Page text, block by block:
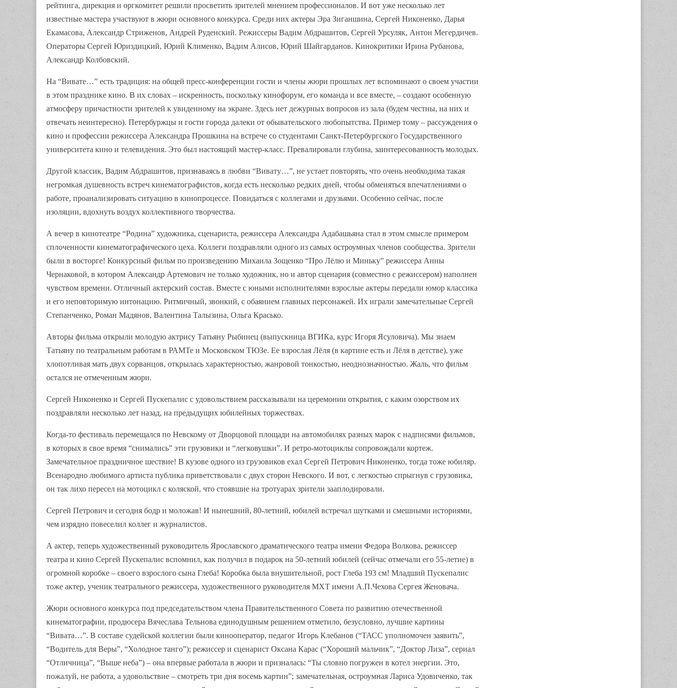
рейтинга, дирекция и оргкомитет решили просветить зрителей мнением профессионалов. И вот уже несколько лет
известные мастера участвуют в жюри основного конкурса. Среди них актеры Эра Зиганшина, Сергей Никоненко, Дарья
Екамасова, Александр Стриженов, Андрей Руденский. Режиссеры Вадим Абдрашитов, Сергей Урсуляк, Антон Мегердичев.
Операторы Сергей Юриздицкий, Юрий Клименко, Вадим Алисов, Юрий Шайгарданов. Кинокритики Ирина Рубанова,
Александр Колбовский.
На “Вивате…” есть традиция: на общей пресс-конференции гости и члены жюри прошлых лет вспоминают о своем участии
в этом празднике кино. В их словах – искренность, поскольку кинофорум, его команда и все вместе, – создают особенную
атмосферу причастности зрителей к увиденному на экране. Здесь нет дежурных вопросов из зала (будем честны, на них и
отвечать неинтересно). Петербуржцы и гости города далеки от обывательского любопытства. Пример тому – рассуждения о
кино и профессии режиссера Александра Прошкина на встрече со студентами Санкт-Петербургского Государственного
университета кино и телевидения. Это был настоящий мастер-класс. Превалировали глубина, заинтересованность молодых.
Другой классик, Вадим Абдрашитов, признаваясь в любви “Вивату…”, не устает повторять, что очень необходима такая
негромкая душевность встреч кинематографистов, когда есть несколько редких дней, чтобы обменяться впечатлениями о
работе, проанализировать ситуацию в кинопроцессе. Повидаться с коллегами и друзьями. Особенно сейчас, после
изоляции, вдохнуть воздух коллективного творчества.
А вечер в кинотеатре “Родина” художника, сценариста, режиссера Александра Адабашьяна стал в этом смысле примером
сплоченности кинематографического цеха. Коллеги поздравляли одного из самых остроумных членов сообщества. Зрители
были в восторге! Конкурсный фильм по произведению Михаила Зощенко “Про Лёлю и Миньку” режиссера Анны
Чернаковой, в котором Александр Артемович не только художник, но и автор сценария (совместно с режиссером) наполнен
чувством времени. Отличный актерский состав. Вместе с юными исполнителями взрослые актеры передали юмор классика
и его неповторимую интонацию. Ритмичный, звонкий, с обаянием главных персонажей. Их играли замечательные Сергей
Степанченко, Роман Мадянов, Валентина Талызина, Ольга Красько.
Авторы фильма открыли молодую актрису Татьяну Рыбинец (выпускница ВГИКа, курс Игоря Ясуловича). Мы знаем
Татьяну по театральным работам в РАМТе и Московском ТЮЗе. Ее взрослая Лёля (в картине есть и Лёля в детстве), уже
хлопотливая мать двух сорванцов, открылась характерностью, жанровой тонкостью, неоднозначностью. Жаль, что фильм
остался не отмеченным жюри.
Сергей Никоненко и Сергей Пускепалис с удовольствием рассказывали на церемонии открытия, с каким озорством их
поздравляли несколько лет назад, на предыдущих юбилейных торжествах.
Когда-то фестиваль перемещался по Невскому от Дворцовой площади на автомобилях разных марок с надписями фильмов,
в которых в свое время “снимались” эти грузовики и “легковушки”. И ретро-мотоциклы сопровождали кортеж.
Замечательное праздничное шествие! В кузове одного из грузовиков ехал Сергей Петрович Никоненко, тогда тоже юбиляр.
Всенародно любимого артиста публика приветствовали с двух сторон Невского. И вот, с легкостью спрыгнув с грузовика,
он так лихо пересел на мотоцикл с коляской, что стоявшие на тротуарах зрители зааплодировали.
Сергей Петрович и сегодня бодр и моложав! И нынешний, 80-летний, юбилей встречал шутками и смешными историями,
чем изрядно повеселил коллег и журналистов.
А актер, теперь художественный руководитель Ярославского драматического театра имени Федора Волкова, режиссер
театра и кино Сергей Пускепалис вспомнил, как получил в подарок на 50-летний юбилей (сейчас отмечали его 55-летие) в
огромной коробке – своего взрослого сына Глеба! Коробка была внушительной, рост Глеба 193 см! Младший Пускепалис
тоже актер, ученик театрального режиссера, художественного руководителя МХТ имени А.П.Чехова Сергея Женовача.
Жюри основного конкурса под председательством члена Правительственного Совета по развитию отечественной
кинематографии, продюсера Вячеслава Тельнова единодушным решением отметило, безусловно, лучшие картины
“Вивата…”. В составе судейской коллегии были кинооператор, педагог Игорь Клебанов (“ТАСС уполномочен заявить”,
“Водитель для Веры”, “Холодное танго”); режиссер и сценарист Оксана Карас (“Хороший мальчик”, “Доктор Лиза”, сериал
“Отличница”, “Выше неба”) – она впервые работала в жюри и призналась: “Ты словно погружен в котел энергии. Это,
пожалуй, не работа, а удовольствие – смотреть три дня восемь картин”; замечательная, остроумная Лариса Удовиченко, так